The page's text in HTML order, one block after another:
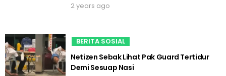
2 years ago
BERITA SOSIAL
Netizen Sebak Lihat Pak Guard Tertidur
Demi Sesuap Nasi